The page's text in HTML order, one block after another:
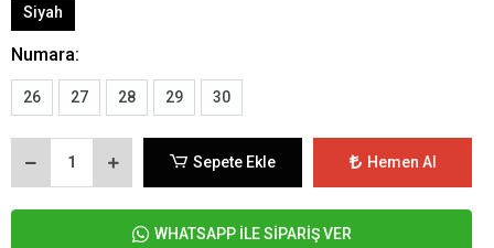
Siyah
Numara:
26 27 28 29 30
Sepete Ekle Hemen Al
WHATSAPP İLE SİPARİŞ VER